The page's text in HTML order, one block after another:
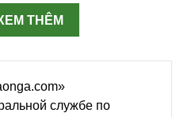
THÊM
службе по